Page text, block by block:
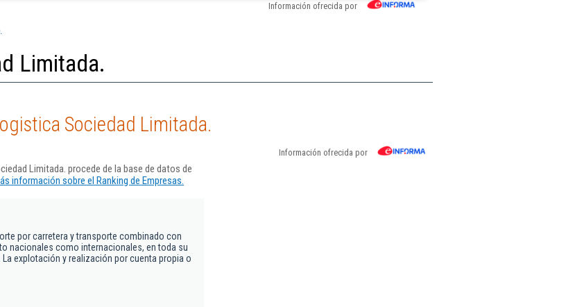
Información ofrecida por
Limitada.
Sociedad Limitada.
Información ofrecida por
Limitada. procede de la base de datos de
información sobre el Ranking de Empresas.
por carretera y transporte combinado con
nacionales como internacionales, en toda su
explotación y realización por cuenta propia o